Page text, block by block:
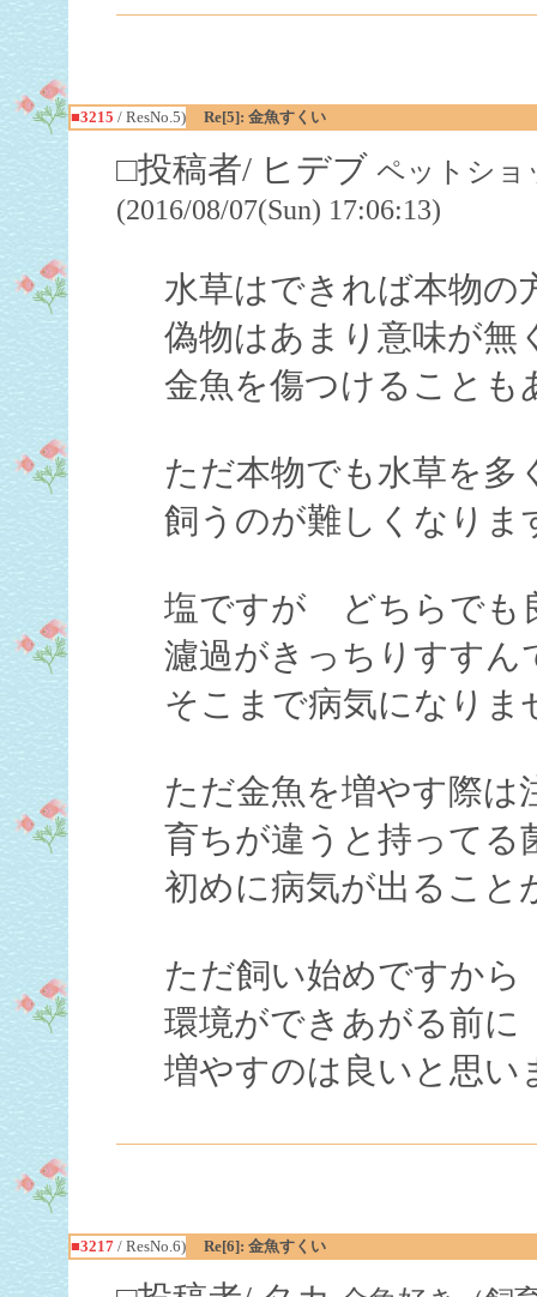
■3215 / ResNo.5) Re[5]: 金魚すくい
□投稿者/ ヒデブ ペットショ
(2016/08/07(Sun) 17:06:13)
水草はできれば本物の
偽物はあまり意味が無
金魚を傷つけることも
ただ本物でも水草を多
飼うのが難しくなりま
塩ですが どちらでも
濾過がきっちりすすん
そこまで病気になりま
ただ金魚を増やす際は
育ちが違うと持ってる
初めに病気が出ること
ただ飼い始めですから
環境ができあがる前に
増やすのは良いと思い
■3217/ ResNo.6) Re[6]: 金魚すくい